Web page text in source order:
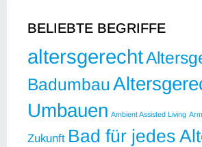
BELIEBTE BEGRIFFE
altersgerecht
Badumbau
Umbauen Ambient Assisted Living
Zukunft Bad für jedes